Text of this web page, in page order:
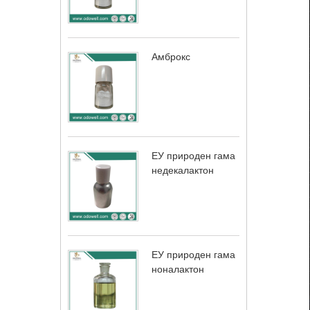
Амброкс
ЕУ природен гама
недекалактон
ЕУ природен гама
ноналактон